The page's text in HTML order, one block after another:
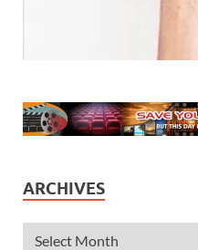
ARCHIVES